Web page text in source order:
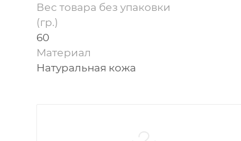
Вес товара без упаковки
(гр.)
60
Материал
Натуральная кожа